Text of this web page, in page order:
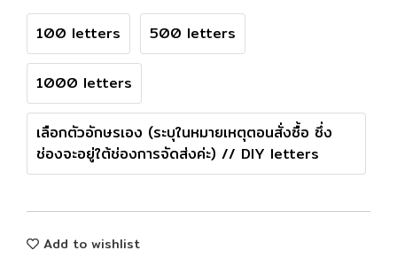
100 letters 500 letters
1000 letters
เลือกตัวอักษรเอง (ระบุในหมายเหตุตอนสั่งซื้อ ซึ่ง
ช่องจะอยู่ใต้ช่องการจัดส่งค่ะ) // DIY letters
Add to wishlist